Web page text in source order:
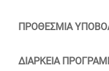
ΠΡΟΘΕΣΜΙΑ
ΔΙΑΡΚΕΙΑ